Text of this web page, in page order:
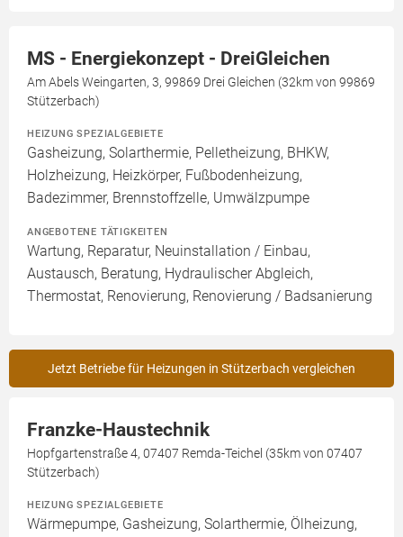
MS - Energiekonzept - DreiGleichen
Am Abels Weingarten, 3, 99869 Drei Gleichen (32km von 99869
Stützerbach)
HEIZUNG SPEZIALGEBIETE
Gasheizung, Solarthermie, Pelletheizung, BHKW,
Holzheizung, Heizkörper, Fußbodenheizung,
Badezimmer, Brennstoffzelle, Umwälzpumpe
ANGEBOTENE TÄTIGKEITEN
Wartung, Reparatur, Neuinstallation / Einbau,
Austausch, Beratung, Hydraulischer Abgleich,
Thermostat, Renovierung, Renovierung / Badsanierung
Jetzt Betriebe für Heizungen in Stützerbach vergleichen
Franzke-Haustechnik
Hopfgartenstraße 4, 07407 Remda-Teichel (35km von 07407
Stützerbach)
HEIZUNG SPEZIALGEBIETE
Wärmepumpe, Gasheizung, Solarthermie, Ölheizung,